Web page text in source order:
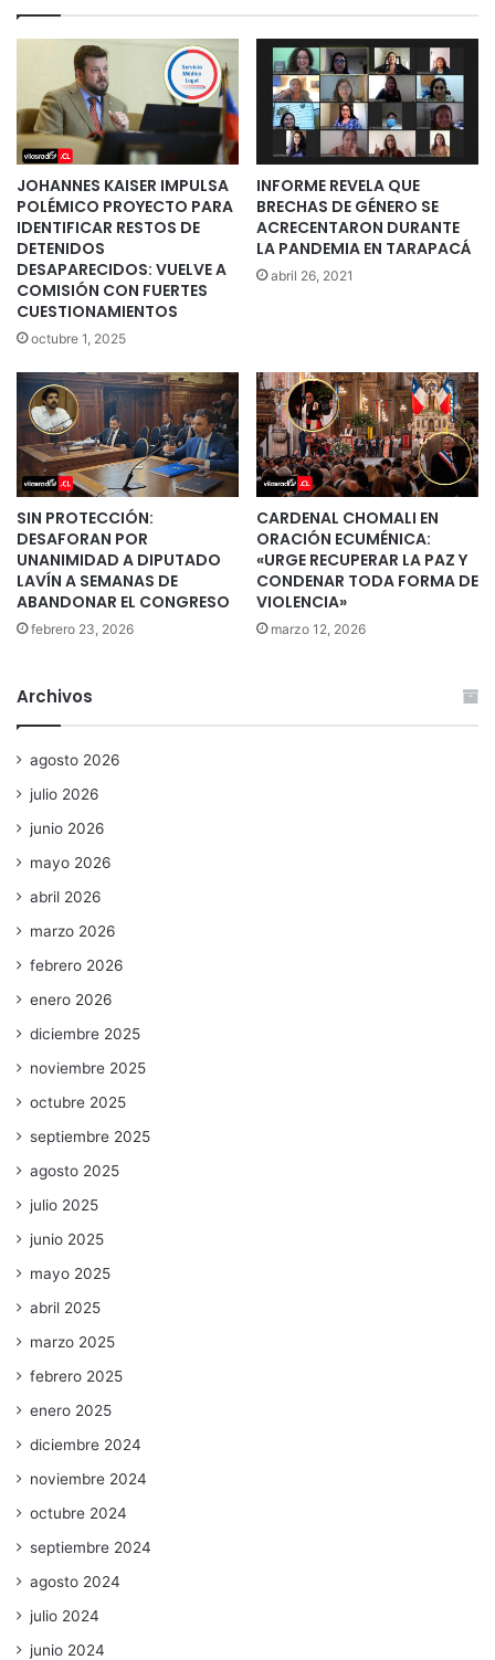
JOHANNES KAISER IMPULSA
POLÉMICO PROYECTO PARA
IDENTIFICAR RESTOS DE
DETENIDOS
DESAPARECIDOS: VUELVE A
COMISIÓN CON FUERTES
CUESTIONAMIENTOS
octubre 1, 2025
INFORME REVELA QUE
BRECHAS DE GÉNERO SE
ACRECENTARON DURANTE
LA PANDEMIA EN TARAPACÁ
abril 26, 2021
SIN PROTECCIÓN:
DESAFORAN POR
UNANIMIDAD A DIPUTADO
LAVÍN A SEMANAS DE
ABANDONAR EL CONGRESO
febrero 23, 2026
CARDENAL CHOMALI EN
ORACIÓN ECUMÉNICA:
«URGE RECUPERAR LA PAZ Y
CONDENAR TODA FORMA DE
VIOLENCIA»
marzo 12, 2026
Archivos
agosto 2026
julio 2026
junio 2026
mayo 2026
abril 2026
marzo 2026
febrero 2026
enero 2026
diciembre 2025
noviembre 2025
octubre 2025
septiembre 2025
agosto 2025
julio 2025
junio 2025
mayo 2025
abril 2025
marzo 2025
febrero 2025
enero 2025
diciembre 2024
noviembre 2024
octubre 2024
septiembre 2024
agosto 2024
julio 2024
junio 2024